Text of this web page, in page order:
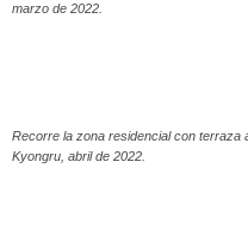
marzo de 2022.
Recorre la zona residencial con terraza
Kyongru, abril de 2022.